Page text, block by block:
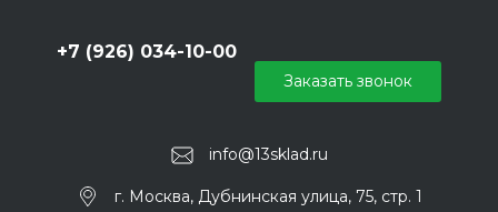
info@13sklad.ru
+7 (926) 034-10-00
г. Москва, Дубнинская улица, 75, стр. 1
Заказать звонок